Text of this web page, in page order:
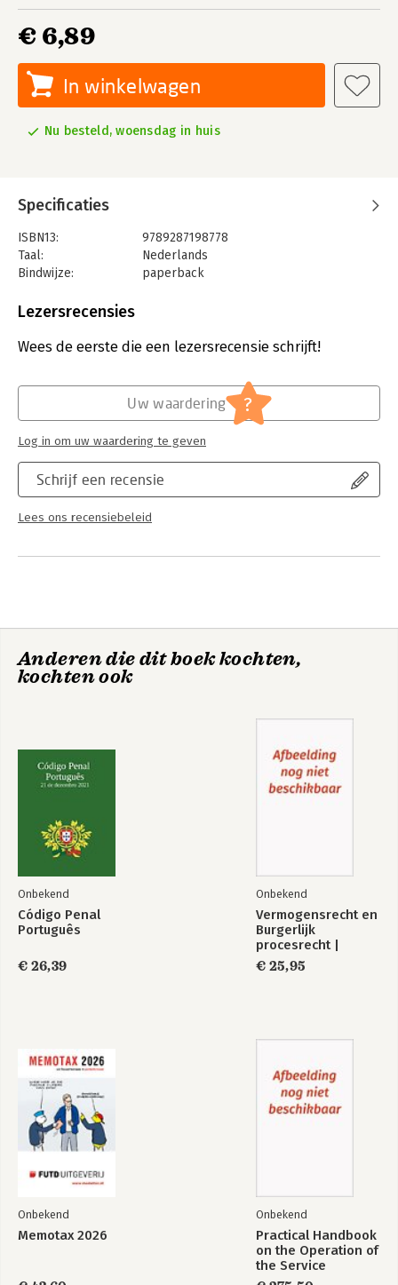
€ 6,89
In winkelwagen
Nu besteld, woensdag in huis
Specificaties
ISBN13:
9789287198778
Taal:
Nederlands
Bindwijze:
paperback
Uitgever:
Jongbloed:
Europees recht
Lezersrecensies
Wees de eerste die een lezersrecensie schrijft!
Schrijf een recensie
Lees ons recensiebeleid
Uw waardering ?
Log in om uw waardering te geven
Anderen die dit boek kochten,
kochten ook
Onbekend
Código Penal
Português
€ 26,39
Onbekend
Vermogensrecht en
Burgerlijk
procesrecht |
digitale licentie
€ 25,95
Onbekend
Memotax 2026
Onbekend
Practical Handbook
on the Operation of
the Service
Convention